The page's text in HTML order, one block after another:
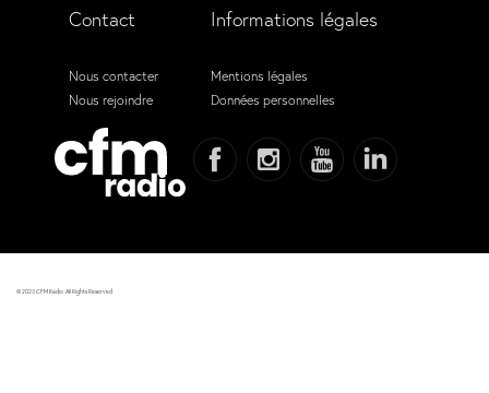
Contact
Nous contacter
Nous rejoindre
Informations légales
Mentions légales
Données personnelles
© 2023 CFM Radio. All Rights Reserved.